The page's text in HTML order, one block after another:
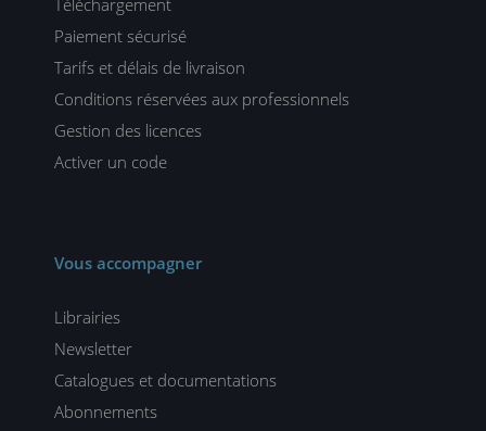
Téléchargement
Paiement sécurisé
Tarifs et délais de livraison
Conditions réservées aux professionnels
Gestion des licences
Activer un code
Vous accompagner
Librairies
Newsletter
Catalogues et documentations
Abonnements